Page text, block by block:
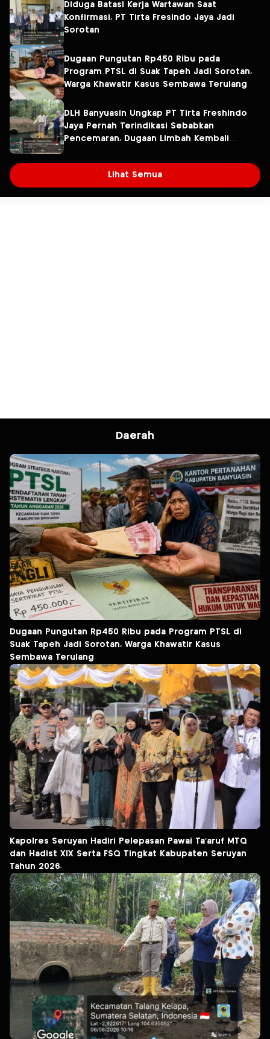
Diduga Batasi Kerja Wartawan Saat
Konfirmasi, PT Tirta Fresindo Jaya Jadi
Sorotan
Dugaan Pungutan Rp450 Ribu pada
Program PTSL di Suak Tapeh Jadi Sorotan,
Warga Khawatir Kasus Sembawa Terulang
DLH Banyuasin Ungkap PT Tirta Freshindo
Jaya Pernah Terindikasi Sebabkan
Pencemaran, Dugaan Limbah Kembali
Lihat Semua
Daerah
Dugaan Pungutan Rp450 Ribu pada Program PTSL di
Suak Tapeh Jadi Sorotan, Warga Khawatir Kasus
Sembawa Terulang
Kapolres Seruyan Hadiri Pelepasan Pawai Ta’aruf MTQ
dan Hadist XlX Serta FSQ Tingkat Kabupaten Seruyan
Tahun 2026.